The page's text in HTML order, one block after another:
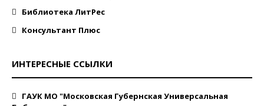
Библиотека ЛитРес
Консультант Плюс
ИНТЕРЕСНЫЕ ССЫЛКИ
ГАУК МО "Московская Губернская Универсальная